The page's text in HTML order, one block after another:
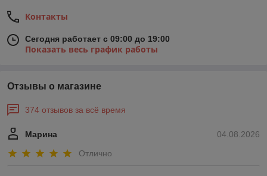
Контакты
Сегодня работает с 09:00 до 19:00
Показать весь график работы
Отзывы о магазине
374 отзывов за всё время
04.08.2026
Марина
Отлично